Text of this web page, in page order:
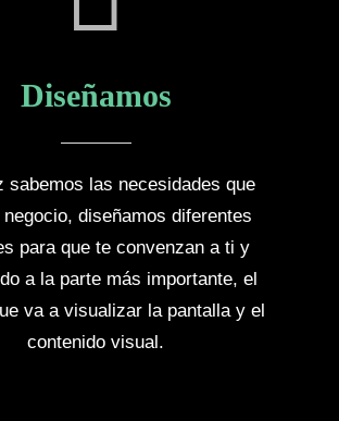
Diseñamos
sabemos las necesidades que
diseñamos diferentes
para que te convenzan a ti y
a la parte más importante, el
va a visualizar la pantalla y el
contenido visual.